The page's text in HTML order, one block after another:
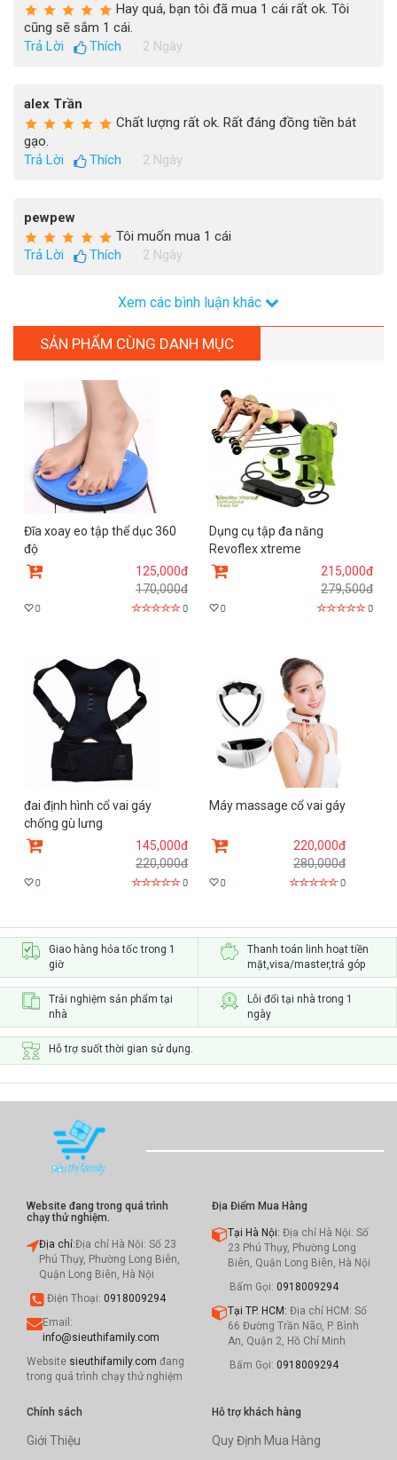
Hay quá, bạn tôi đã mua 1 cái rất ok. Tôi
cũng sẽ sắm 1 cái.
Trả Lời
Thích 2 Ngày
alex Trần
Chất lượng rất ok. Rất đáng đồng tiền bát
gạo.
Trả Lời
Thích 2 Ngày
pewpew
Tôi muốn mua 1 cái
Trả Lời
Thích 2 Ngày
Xem các bình luận khác
SẢN PHẨM CÙNG DANH MỤC
Đĩa xoay eo tập thể dục 360
độ
125,000đ
170,000đ
Dụng cụ tập đa năng
Revoflex xtreme
215,000đ
279,500đ
đai định hình cổ vai gáy
chống gù lưng
145,000đ
220,000đ
Máy massage cổ vai gáy
220,000đ
280,000đ
Giao hàng hỏa tốc trong 1
giờ
Thanh toán linh hoạt tiền
mặt,visa/master,trả góp
Trải nghiệm sản phẩm tại
nhà
Lỗi đổi tại nhà trong 1
ngày
Hỗ trợ suốt thời gian sử dụng.
Website đang trong quá trình
chạy thử nghiệm.
Địa chỉ:Địa chỉ Hà Nội: Số 23
Phú Thụy, Phường Long Biên,
Quận Long Biên, Hà Nội
Điện Thoại: 0918009294
Email:
info@sieuthifamily.com
Website sieuthifamily.com đang
trong quá trình chạy thử nghiệm
Địa Điểm Mua Hàng
Tại Hà Nội: Địa chỉ Hà Nội: Số
23 Phú Thụy, Phường Long
Biên, Quận Long Biên, Hà Nội
Bấm Gọi: 0918009294
Tại TP. HCM: Địa chỉ HCM: Số
66 Đường Trần Não, P. Bình
An, Quận 2, Hồ Chí Minh
Bấm Gọi: 0918009294
Chính sách
Giới Thiệu
Hỗ trợ khách hàng
Quy Định Mua Hàng